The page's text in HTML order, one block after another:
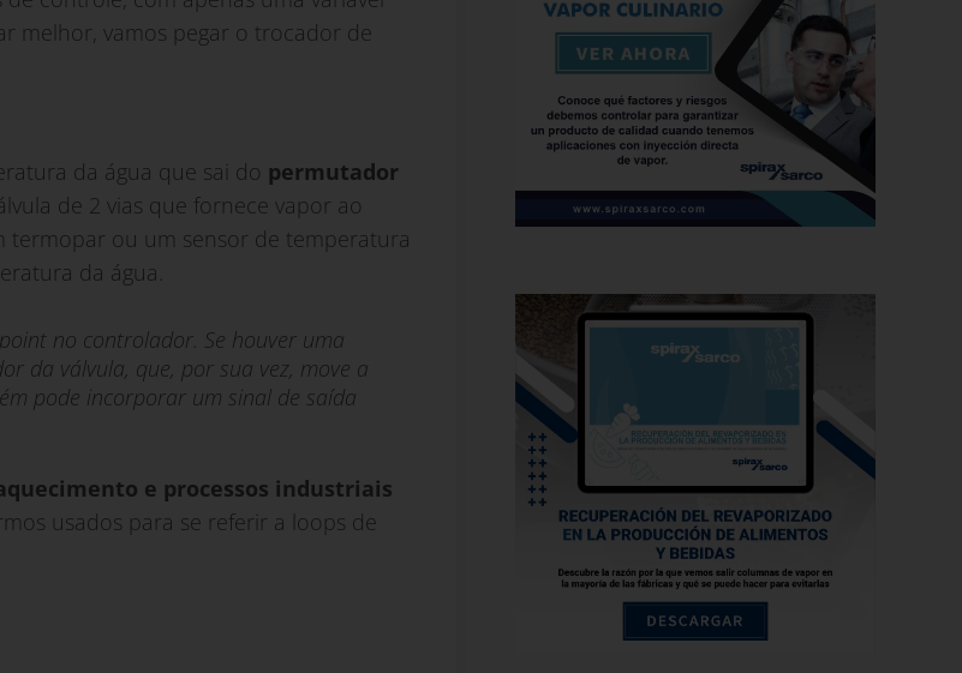
melhor, vamos pegar o trocador de
da água que sai do permutador
de 2 vias que fornece vapor ao
ou um sensor de temperatura
da água.
no controlador. Se houver uma
da válvula, que, por sua vez, move a
pode incorporar um sinal de saída
e processos industriais
usados para se referir a loops de